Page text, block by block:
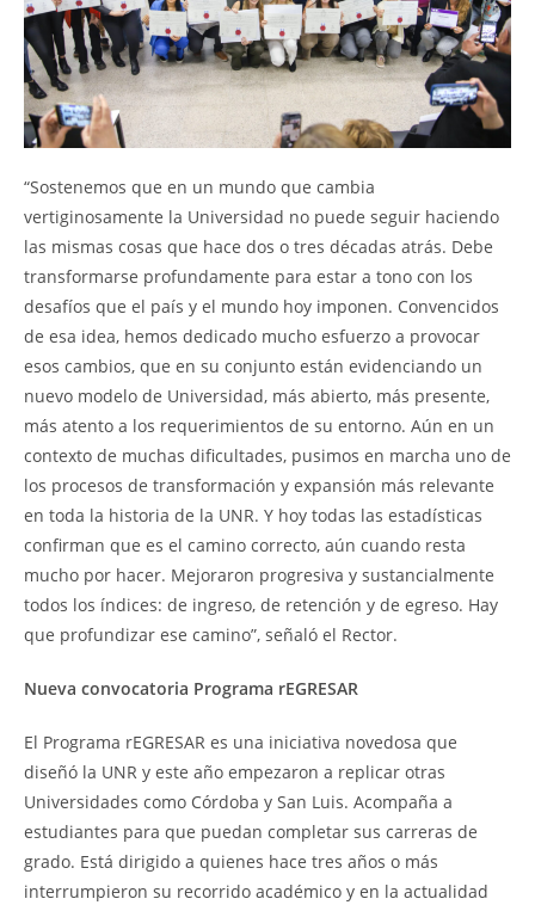
“Sostenemos que en un mundo que cambia
vertiginosamente la Universidad no puede seguir haciendo
las mismas cosas que hace dos o tres décadas atrás. Debe
transformarse profundamente para estar a tono con los
desafíos que el país y el mundo hoy imponen. Convencidos
de esa idea, hemos dedicado mucho esfuerzo a provocar
esos cambios, que en su conjunto están evidenciando un
nuevo modelo de Universidad, más abierto, más presente,
más atento a los requerimientos de su entorno. Aún en un
contexto de muchas dificultades, pusimos en marcha uno de
los procesos de transformación y expansión más relevante
en toda la historia de la UNR. Y hoy todas las estadísticas
confirman que es el camino correcto, aún cuando resta
mucho por hacer. Mejoraron progresiva y sustancialmente
todos los índices: de ingreso, de retención y de egreso. Hay
que profundizar ese camino”, señaló el Rector.
Nueva convocatoria Programa rEGRESAR
El Programa rEGRESAR es una iniciativa novedosa que
diseñó la UNR y este año empezaron a replicar otras
Universidades como Córdoba y San Luis. Acompaña a
estudiantes para que puedan completar sus carreras de
grado. Está dirigido a quienes hace tres años o más
interrumpieron su recorrido académico y en la actualidad